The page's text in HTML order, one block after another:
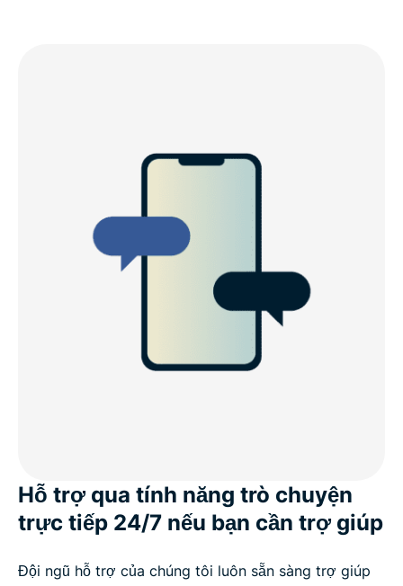
Hỗ trợ qua tính năng trò chuyện
trực tiếp 24/7 nếu bạn cần trợ giúp
Đội ngũ hỗ trợ của chúng tôi luôn sẵn sàng trợ giúp